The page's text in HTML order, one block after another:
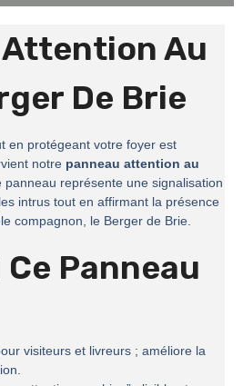
Au
De Brie
en protégeant votre foyer est
notre panneau attention au
panneau représente une signalisation
intrus tout en affirmant la présence
compagnon, le Berger de Brie.
Panneau
visiteurs et livreurs ; améliore la